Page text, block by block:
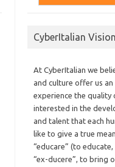
CyberItalian Vision
At CyberItalian we
and culture offer us
experience the quality
interested in the
and talent that each
like to give a true
“educare” (to
“ex-ducere”, to bring